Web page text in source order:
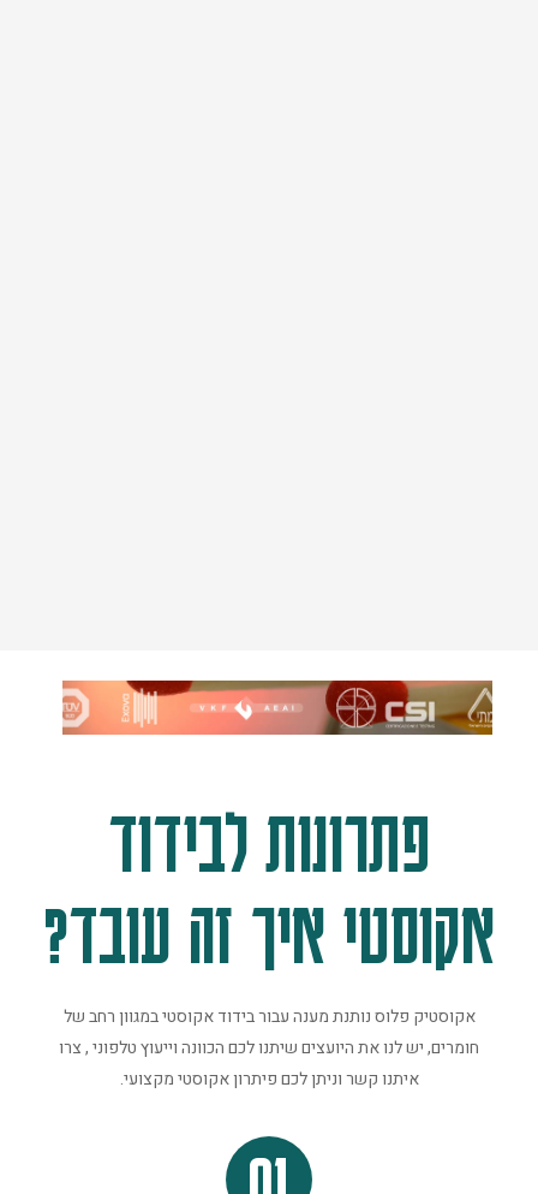
פתרונות לבידוד
אקוסטי איך זה עובד?
אקוסטיק פלוס נותנת מענה עבור בידוד אקוסטי במגוון רחב של
חומרים, יש לנו את היועצים שיתנו לכם הכוונה וייעוץ טלפוני , צרו
איתנו קשר וניתן לכם פיתרון אקוסטי מקצועי.